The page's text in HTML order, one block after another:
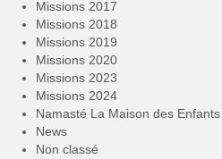
Missions 2017
Missions 2018
Missions 2019
Missions 2020
Missions 2023
Missions 2024
Namasté La Maison des Enfants
News
Non classé